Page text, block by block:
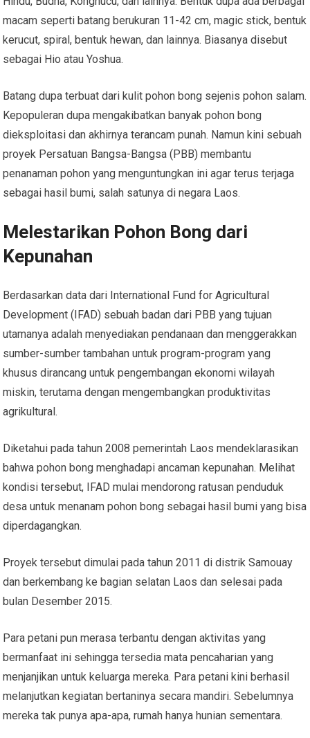
macam seperti batang berukuran 11-42 cm, magic stick, bentuk
kerucut, spiral, bentuk hewan, dan lainnya. Biasanya disebut
sebagai Hio atau Yoshua.
Batang dupa terbuat dari kulit pohon bong sejenis pohon salam.
Kepopuleran dupa mengakibatkan banyak pohon bong
dieksploitasi dan akhirnya terancam punah. Namun kini sebuah
proyek Persatuan Bangsa-Bangsa (PBB) membantu
penanaman pohon yang menguntungkan ini agar terus terjaga
sebagai hasil bumi, salah satunya di negara Laos.
Melestarikan Pohon Bong dari
Kepunahan
Berdasarkan data dari International Fund for Agricultural
Development (IFAD) sebuah badan dari PBB yang tujuan
utamanya adalah menyediakan pendanaan dan menggerakkan
sumber-sumber tambahan untuk program-program yang
khusus dirancang untuk pengembangan ekonomi wilayah
miskin, terutama dengan mengembangkan produktivitas
agrikultural.
Diketahui pada tahun 2008 pemerintah Laos mendeklarasikan
bahwa pohon bong menghadapi ancaman kepunahan. Melihat
kondisi tersebut, IFAD mulai mendorong ratusan penduduk
desa untuk menanam pohon bong sebagai hasil bumi yang bisa
diperdagangkan.
Proyek tersebut dimulai pada tahun 2011 di distrik Samouay
dan berkembang ke bagian selatan Laos dan selesai pada
bulan Desember 2015.
Para petani pun merasa terbantu dengan aktivitas yang
bermanfaat ini sehingga tersedia mata pencaharian yang
menjanjikan untuk keluarga mereka. Para petani kini berhasil
melanjutkan kegiatan bertaninya secara mandiri. Sebelumnya
mereka tak punya apa-apa, rumah hanya hunian sementara.